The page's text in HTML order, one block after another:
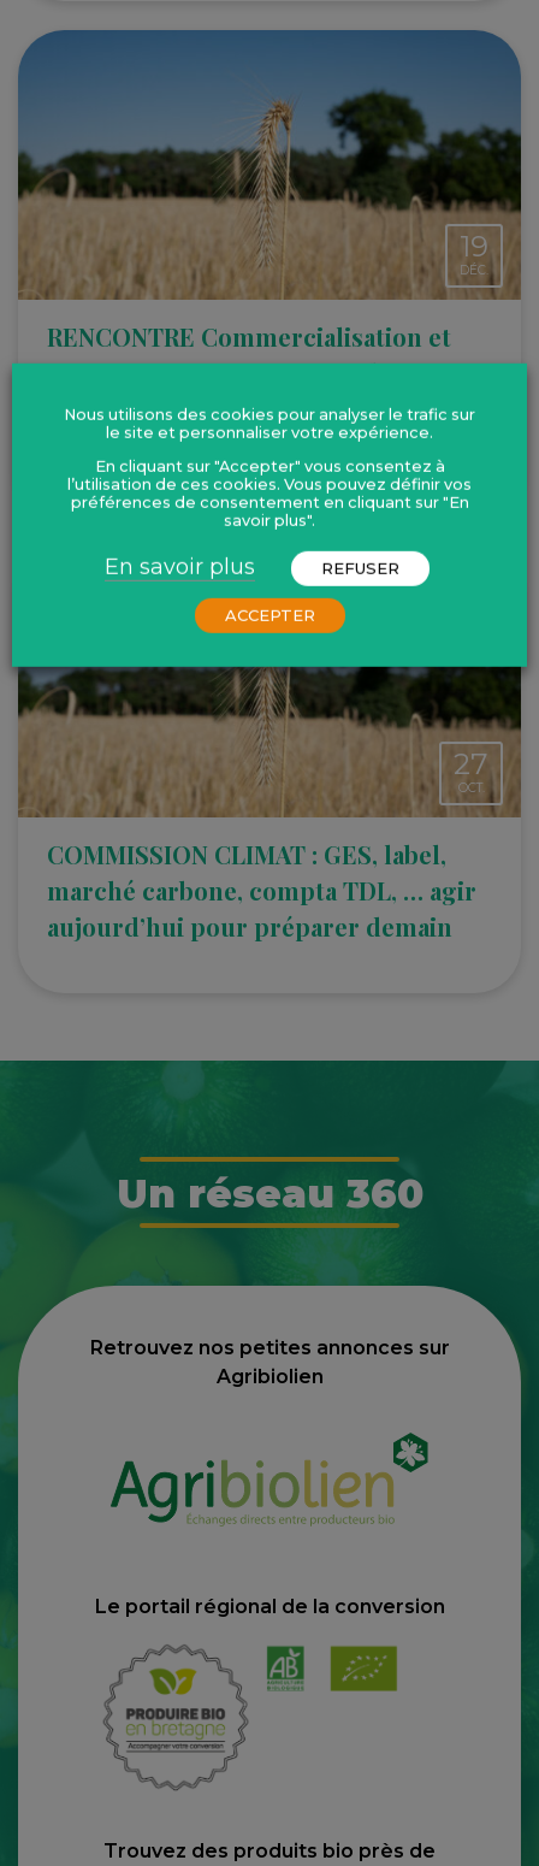
19
DÉC.
RENCONTRE Commercialisation et
communication : Comment booster
les ventes ?
Venez échanger et partager vos idées et vos forces pour accroître
la communication sur le bio !
27
OCT.
COMMISSION CLIMAT : GES, label,
marché carbone, compta TDL, … agir
aujourd’hui pour préparer demain
Un réseau 360
Retrouvez nos petites annonces sur
Agribiolien
Le portail régional de la conversion
Trouvez des produits bio près de
Nous utilisons des cookies pour analyser le trafic sur
le site et personnaliser votre expérience.
En cliquant sur "Accepter" vous consentez à
l’utilisation de ces cookies. Vous pouvez définir vos
préférences de consentement en cliquant sur "En
savoir plus".
En savoir plus REFUSER
ACCEPTER